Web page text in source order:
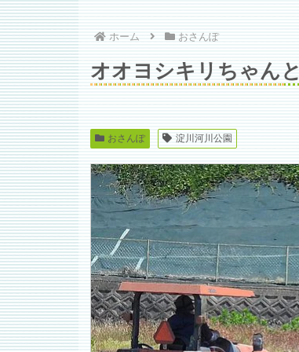
ホーム おさんぽ
オオヨシキリちゃん
おさんぽ 淀川河川公園